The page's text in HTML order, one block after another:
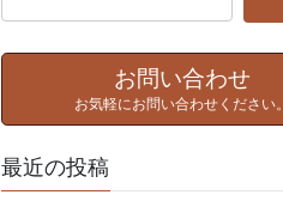
お問い合わせ
お気軽にお問い合わせください。
最近の投稿